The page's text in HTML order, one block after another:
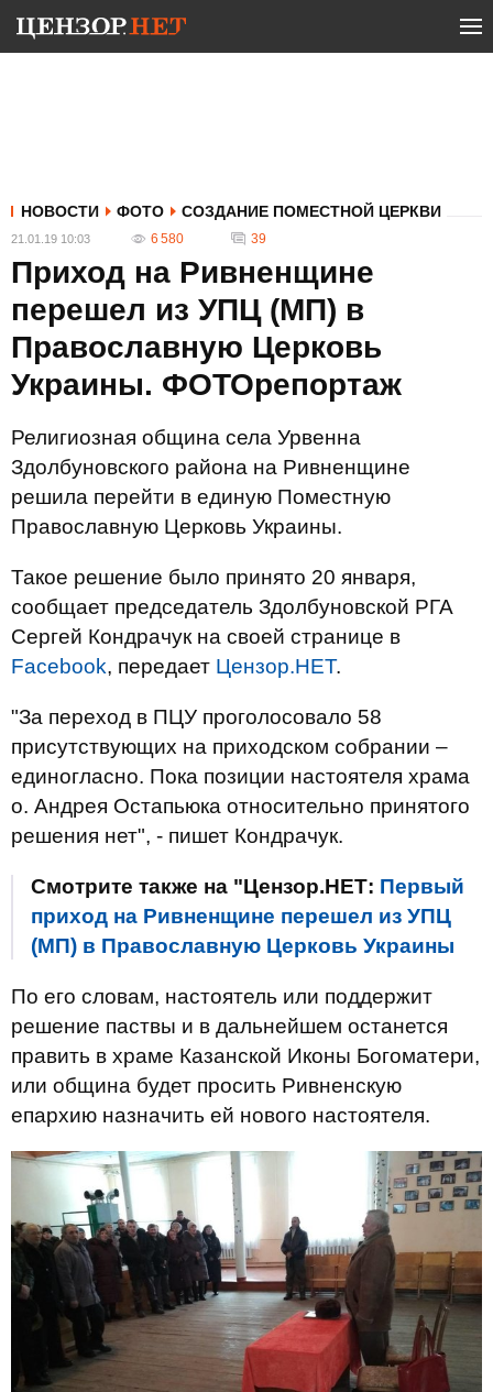
НОВОСТИ ФОТО СОЗДАНИЕ ПОМЕСТНОЙ ЦЕРКВИ
21.01.19 10:03 6 580 39
Приход на Ривненщине
перешел из УПЦ (МП) в
Православную Церковь
Украины. ФОТОрепортаж
Религиозная община села Урвенна
Здолбуновского района на Ривненщине
решила перейти в единую Поместную
Православную Церковь Украины.
Такое решение было принято 20 января,
сообщает председатель Здолбуновской РГА
Сергей Кондрачук на своей странице в
Facebook, передает Цензор.НЕТ.
"За переход в ПЦУ проголосовало 58
присутствующих на приходском собрании –
единогласно. Пока позиции настоятеля храма
о. Андрея Остапьюка относительно принятого
решения нет", - пишет Кондрачук.
Смотрите также на "Цензор.НЕТ: Первый
приход на Ривненщине перешел из УПЦ
(МП) в Православную Церковь Украины
По его словам, настоятель или поддержит
решение паствы и в дальнейшем останется
править в храме Казанской Иконы Богоматери,
или община будет просить Ривненскую
епархию назначить ей нового настоятеля.